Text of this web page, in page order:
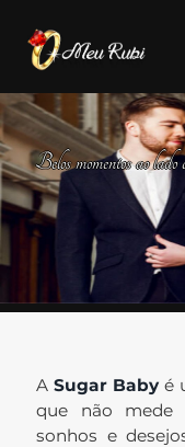
Belos momentos ao
A Sugar Babyé
que não mede
sonhos e